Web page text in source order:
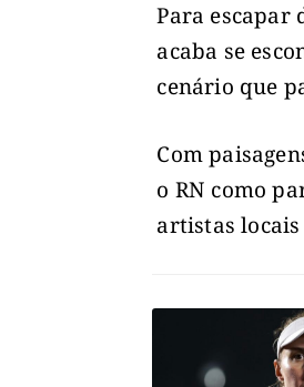
Para escapar
acaba se
cenário que
Com
o RN como
artistas